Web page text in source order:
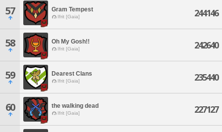
57 Gram Tempest
Ifrit [Gaia] 244146
58 Oh My Gosh!!
Ifrit [Gaia] 242640
59 Dearest Clans
Ifrit [Gaia] 235440
60 the walking dead
Ifrit [Gaia] 227127